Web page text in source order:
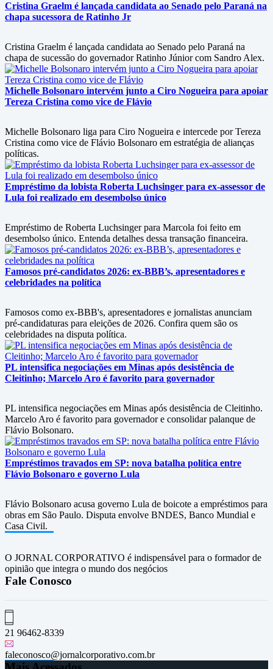
Cristina Graelm é lançada candidata ao Senado pelo Paraná na
chapa sucessora de Ratinho Jr
Cristina Graelm é lançada candidata ao Senado pelo Paraná na
chapa de sucessão do governador Ratinho Júnior com Sandro Alex.
Michelle Bolsonaro intervém junto a Ciro Nogueira para apoiar
Tereza Cristina como vice de Flávio
Michelle Bolsonaro liga para Ciro Nogueira e intercede por Tereza
Cristina como vice de Flávio Bolsonaro em estratégia de alianças
políticas.
Empréstimo da lobista Roberta Luchsinger para ex-assessor de
Lula foi realizado em desembolso único
Empréstimo de Roberta Luchsinger para Marcola foi feito em
desembolso único. Entenda detalhes dessa transação financeira.
Famosos pré-candidatos 2026: ex-BBB’s, apresentadores e
celebridades na política
Famosos como ex-BBB's, apresentadores e jornalistas anunciam
pré-candidaturas para eleições de 2026. Confira quem são os
celebridades na disputa política.
PL intensifica negociações em Minas após desistência de
Cleitinho; Marcelo Aro é favorito para governador
PL intensifica negociações em Minas após desistência de Cleitinho.
Marcelo Aro é favorito para governador e consolidar palanque de
Flávio Bolsonaro.
Empréstimos travados em SP: nova batalha política entre
Flávio Bolsonaro e governo Lula
Flávio Bolsonaro acusa governo Lula de boicote a empréstimos para
obras em São Paulo. Disputa envolve BNDES, Banco Mundial e
Casa Civil.
O JORNAL CORPORATIVO é indispensável para o formador de
opinião que integra o mundo dos negócios
Fale Conosco
21 96462-8339
faleconosco@jornalcorporativo.com.br